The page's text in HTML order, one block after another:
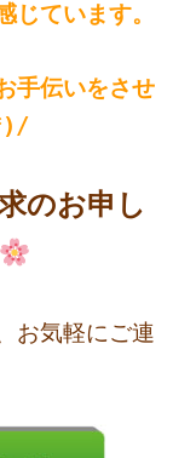
じています。
手伝いをさせ
のお申し
お気軽にご連